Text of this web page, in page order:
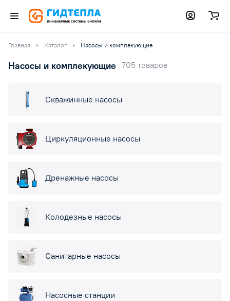
Главная Каталог Насосы и комплекующие
Насосы и комплекующие 705 товаров
Скважинные насосы
Циркуляционные насосы
Дренажные насосы
Колодезные насосы
Санитарные насосы
Насосные станции